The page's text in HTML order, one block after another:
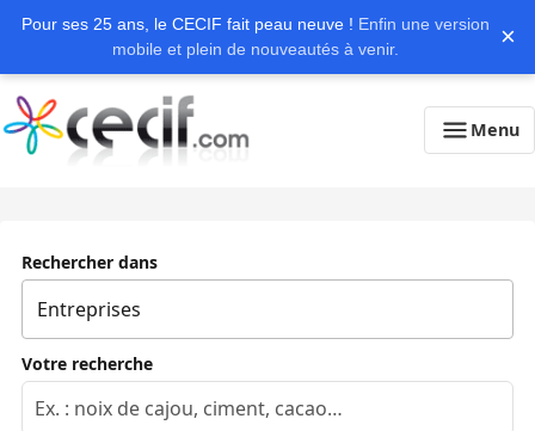
Pour ses 25 ans, le CECIF fait peau neuve ! Enfin une version
mobile et plein de nouveautés à venir.
×
Menu
Rechercher dans
Votre recherche